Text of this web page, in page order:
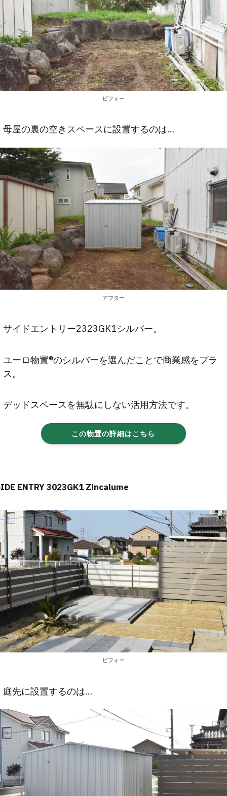
ビフォー
母屋の裏の空きスペースに設置するのは…
アフター
サイドエントリー2323GK1シルバー。
ユーロ物置®のシルバーを選んだことで商業感をプラ
ス。
デッドスペースを無駄にしない活用方法です。
この物置の詳細はこちら
ENTRY 3023GK1 Zincalume
ビフォー
庭先に設置するのは…